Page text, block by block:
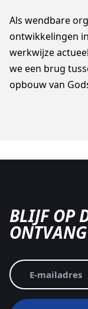
Als wendbare
ontwikkelingen
werkwijze
we een brug
opbouw van
BLIJF OP
E-
mailadres
(Vereist)